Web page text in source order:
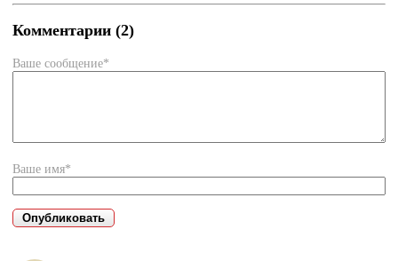
Комментарии (2)
Ваше сообщение*
Ваше имя*